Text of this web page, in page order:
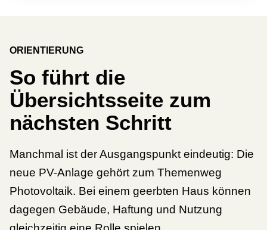
ORIENTIERUNG
So führt die
Übersichtsseite zum
nächsten Schritt
Manchmal ist der Ausgangspunkt eindeutig: Die
neue PV-Anlage gehört zum Themenweg
Photovoltaik. Bei einem geerbten Haus können
dagegen Gebäude, Haftung und Nutzung